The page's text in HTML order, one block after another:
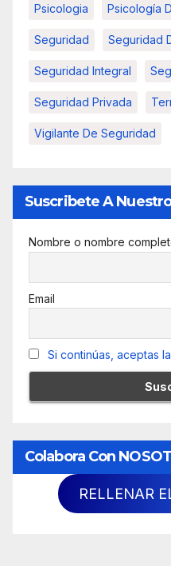
Psicologia Psicología
Seguridad Seguridad
Seguridad Integral
Seguridad Privada
Vigilante De Seguridad
Suscribete A
Nombre o nombre
Email
Si continúas, aceptas
Colabora Con
RELLENAR